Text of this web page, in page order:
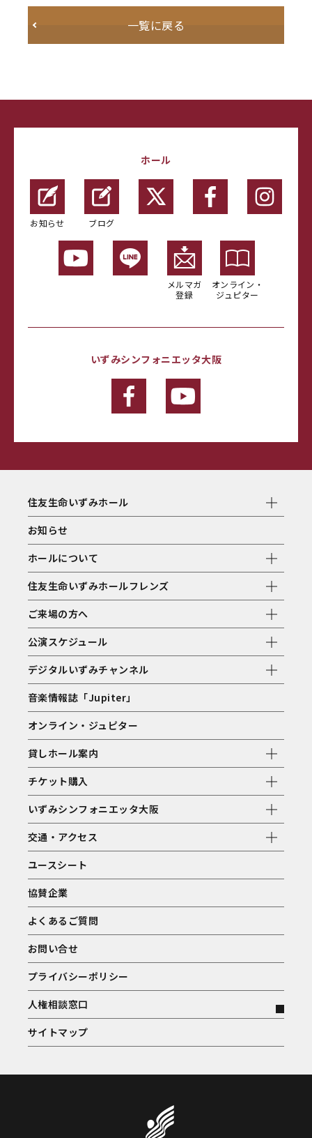
一覧に戻る
ホール
お知らせ ブログ
メルマガ
登録
オンライン・
ジュピター
いずみシンフォニエッタ大阪
住友生命いずみホール
お知らせ
ホールについて
住友生命いずみホールフレンズ
ご来場の方へ
公演スケジュール
デジタルいずみチャンネル
音楽情報誌「Jupiter」
オンライン・ジュピター
貸しホール案内
チケット購入
いずみシンフォニエッタ大阪
交通・アクセス
ユースシート
協賛企業
よくあるご質問
お問い合せ
プライバシーポリシー
人権相談窓口
サイトマップ